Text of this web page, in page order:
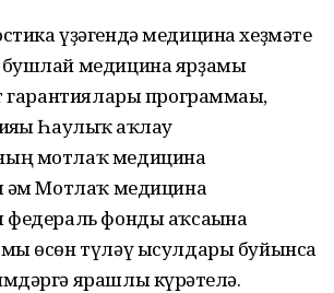
үҙәгендә медицина хеҙмәте
медицина ярҙамы
гарантиялары программаһы,
Һаулыҡ һаҡлау
мотлаҡ медицина
һәм Мотлаҡ медицина
федераль фонды аҡсаһына
өсөн түләү ысулдары буйынса
ярашлы күрһәтелә.